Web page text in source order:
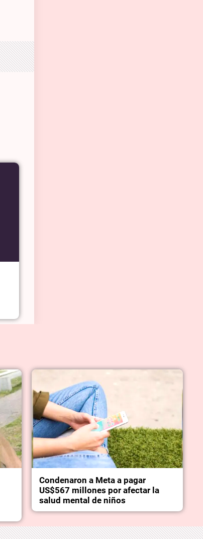
Condenaron a Meta a pagar
US$567 millones por afectar la
salud mental de niños